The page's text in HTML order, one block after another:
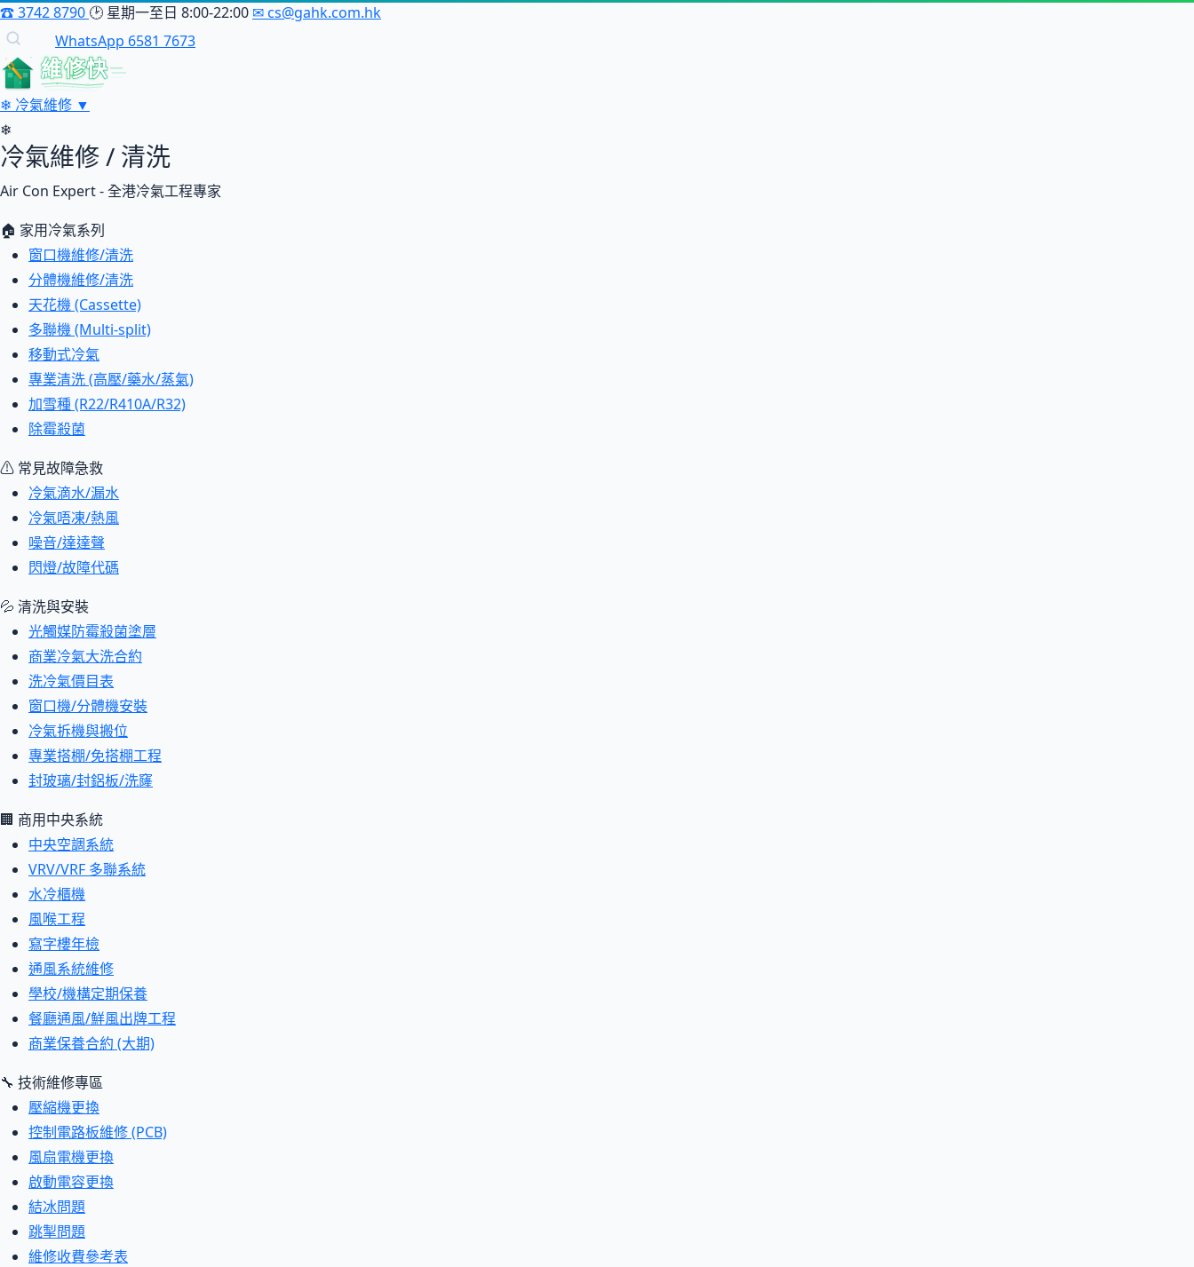
☎3742 8790 🕑 星期一至日 8:00-22:00 ✉cs@gahk.com.hk
WhatsApp 6581 7673
維修快
❄ 冷氣維修 ▼
❄
冷氣維修 / 清洗
Air Con Expert - 全港冷氣工程專家
🏠 家用冷氣系列
窗口機維修/清洗
分體機維修/清洗
天花機 (Cassette)
多聯機 (Multi-split)
移動式冷氣
專業清洗 (高壓/藥水/蒸氣)
加雪種 (R22/R410A/R32)
除霉殺菌
⚠ 常見故障急救
冷氣滴水/漏水
冷氣唔凍/熱風
噪音/達達聲
閃燈/故障代碼
💦 清洗與安裝
光觸媒防霉殺菌塗層
商業冷氣大洗合約
洗冷氣價目表
窗口機/分體機安裝
冷氣拆機與搬位
專業搭棚/免搭棚工程
封玻璃/封鋁板/洗窿
🏢 商用中央系統
中央空調系統
VRV/VRF 多聯系統
水冷櫃機
風喉工程
寫字樓年檢
通風系統維修
學校/機構定期保養
餐廳通風/鮮風出牌工程
商業保養合約 (大期)
🔧 技術維修專區
壓縮機更換
控制電路板維修 (PCB)
風扇電機更換
啟動電容更換
結冰問題
跳掣問題
維修收費參考表